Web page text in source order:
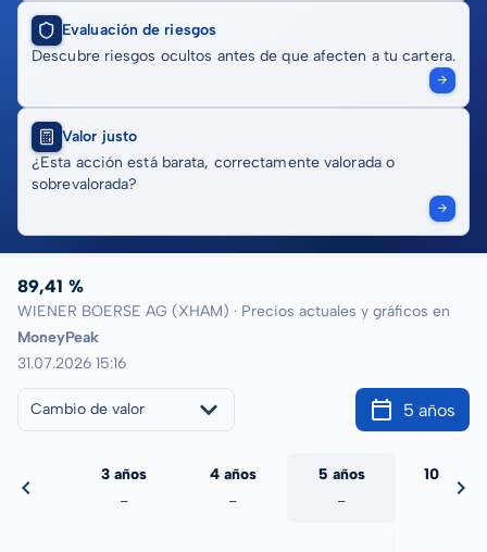
Evaluación de riesgos
Descubre riesgos ocultos antes de que afecten a tu cartera.
Valor justo
¿Esta acción está barata, correctamente valorada o
sobrevalorada?
89,41 %
WIENER BOERSE AG (XHAM) · Precios actuales y gráficos en
MoneyPeak
31.07.2026 15:16
Cambio de valor 5 años
3 años
-
4 años
-
5 años
-
10 años